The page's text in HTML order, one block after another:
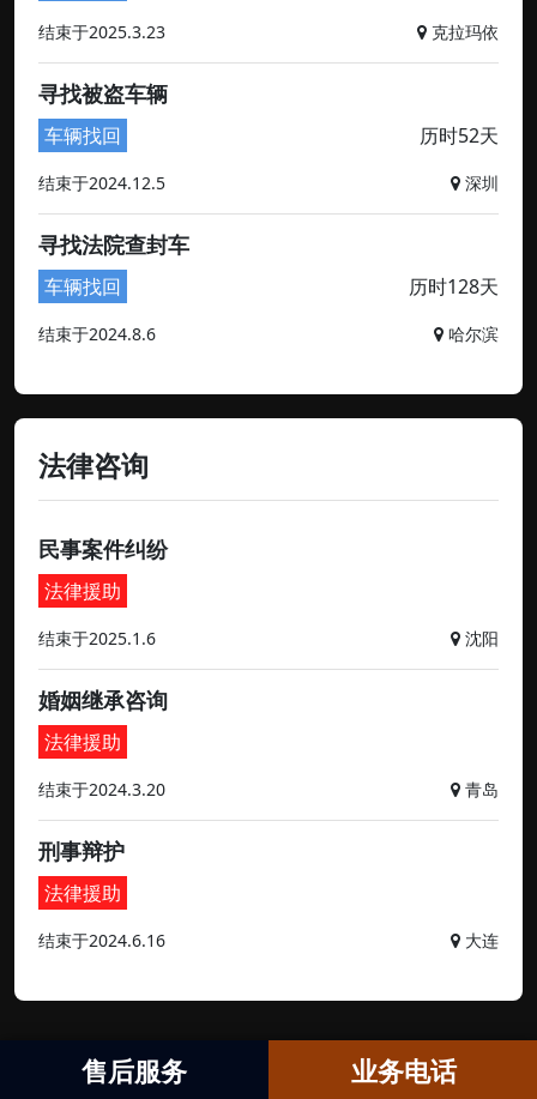
结束于2025.3.23 克拉玛依
寻找被盗车辆
车辆找回 历时52天
结束于2024.12.5 深圳
寻找法院查封车
车辆找回 历时128天
结束于2024.8.6 哈尔滨
法律咨询
民事案件纠纷
法律援助
结束于2025.1.6 沈阳
婚姻继承咨询
法律援助
结束于2024.3.20 青岛
刑事辩护
法律援助
结束于2024.6.16 大连
售后服务 业务电话